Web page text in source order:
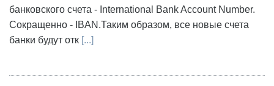
банковского счета - International Bank Account Number.
Сокращенно - IBAN.Таким образом, все новые счета
банки будут отк [...]